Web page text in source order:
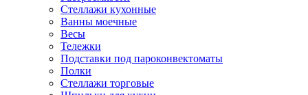
Стеллажи кухонные
Ванны моечные
Весы
Тележки
Подставки под пароконвектоматы
Полки
Стеллажи торговые